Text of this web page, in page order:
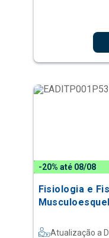
-20% até 08/08
Fisiologia e
Atualização a